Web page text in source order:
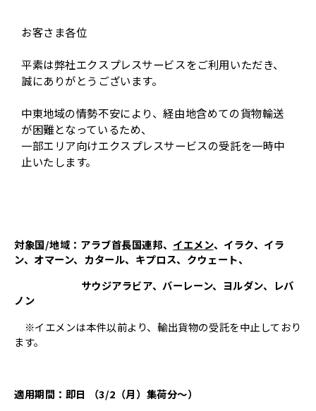
お客さま各位
平素は弊社エクスプレスサービスをご利用いただき、
誠にありがとうございます。
中東地域の情勢不安により、経由地含めての貨物輸送
が困難となっているため、
一部エリア向けエクスプレスサービスの受託を一時中
止いたします。
対象国/地域：アラブ首長国連邦、 イエメン、イラク、イラ
ン、オマーン、カタール、キプロス、クウェート、
サウジアラビア、バーレーン、ヨルダン、レバ
ノン
※イエメンは本件以前より、輸出貨物の受託を中止しており
ます。
適用期間：即日 （3/2（月）集荷分～）